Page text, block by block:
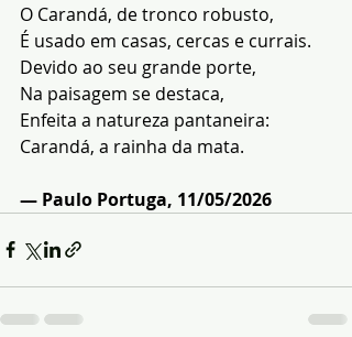
O Carandá, de tronco robusto,
É usado em casas, cercas e currais.
Devido ao seu grande porte,
Na paisagem se destaca,
Enfeita a natureza pantaneira:
Carandá, a rainha da mata.
— Paulo Portuga, 11/05/2026